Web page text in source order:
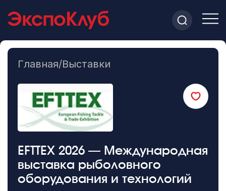
Главная/Выставки
EFTTEX 2026 — Международная
выставка рыболовного
оборудования и технологий